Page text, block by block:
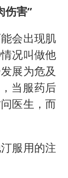
伤害”
会出现肌
况叫做他
展为危及
当服药后
医生，而
服用的注